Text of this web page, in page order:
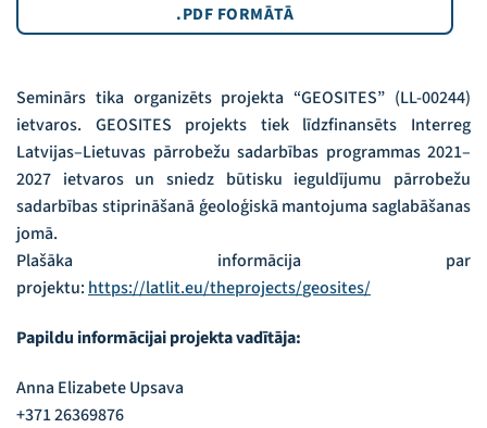
.PDF FORMĀTĀ
Seminārs tika organizēts projekta “GEOSITES” (LL-00244)
ietvaros. GEOSITES projekts tiek līdzfinansēts Interreg
Latvijas–Lietuvas pārrobežu sadarbības programmas 2021–
2027 ietvaros un sniedz būtisku ieguldījumu pārrobežu
sadarbības stiprināšanā ģeoloģiskā mantojuma saglabāšanas
jomā.
Plašāka informācija par
projektu: https://latlit.eu/theprojects/geosites/
Papildu informācijai projekta vadītāja:
Anna Elizabete Upsava
+371 26369876